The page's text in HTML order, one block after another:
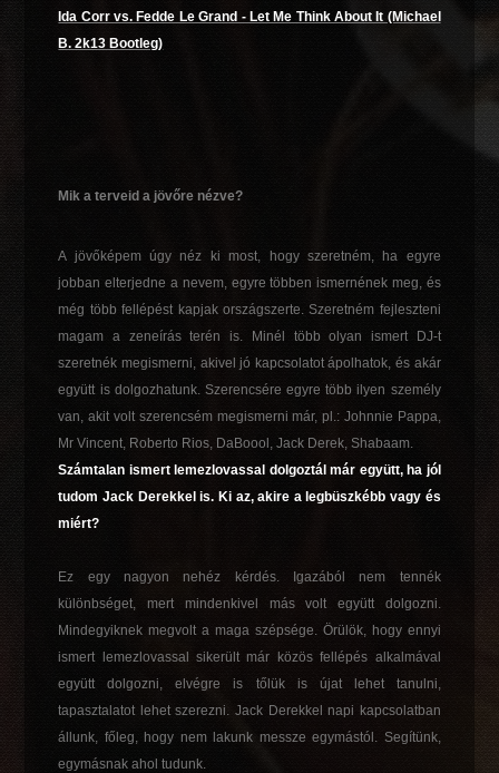
Ida Corr vs. Fedde Le Grand - Let Me Think About It (Michael
B. 2k13 Bootleg)
Mik a terveid a jövőre nézve?
A jövőképem úgy néz ki most, hogy szeretném, ha egyre
jobban elterjedne a nevem, egyre többen ismernének meg, és
még több fellépést kapjak országszerte. Szeretném fejleszteni
magam a zeneírás terén is. Minél több olyan ismert DJ-t
szeretnék megismerni, akivel jó kapcsolatot ápolhatok, és akár
együtt is dolgozhatunk. Szerencsére egyre több ilyen személy
van, akit volt szerencsém megismerni már, pl.: Johnnie Pappa,
Mr Vincent, Roberto Rios, DaBoool, Jack Derek, Shabaam.
Számtalan ismert lemezlovassal dolgoztál már együtt, ha jól
tudom Jack Derekkel is. Ki az, akire a legbüszkébb vagy és
miért?
Ez egy nagyon nehéz kérdés. Igazából nem tennék
különbséget, mert mindenkivel más volt együtt dolgozni.
Mindegyiknek megvolt a maga szépsége. Örülök, hogy ennyi
ismert lemezlovassal sikerült már közös fellépés alkalmával
együtt dolgozni, elvégre is tőlük is újat lehet tanulni,
tapasztalatot lehet szerezni. Jack Derekkel napi kapcsolatban
állunk, főleg, hogy nem lakunk messze egymástól. Segítünk,
egymásnak ahol tudunk.